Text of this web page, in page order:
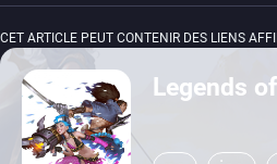
CET ARTICLE PEUT CONTENIR DES LIENS
Legends